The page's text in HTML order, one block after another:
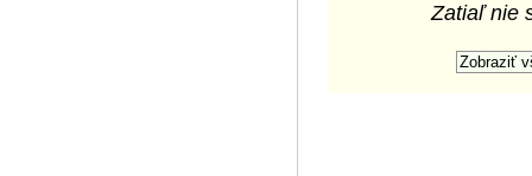
Zatiaľ nie